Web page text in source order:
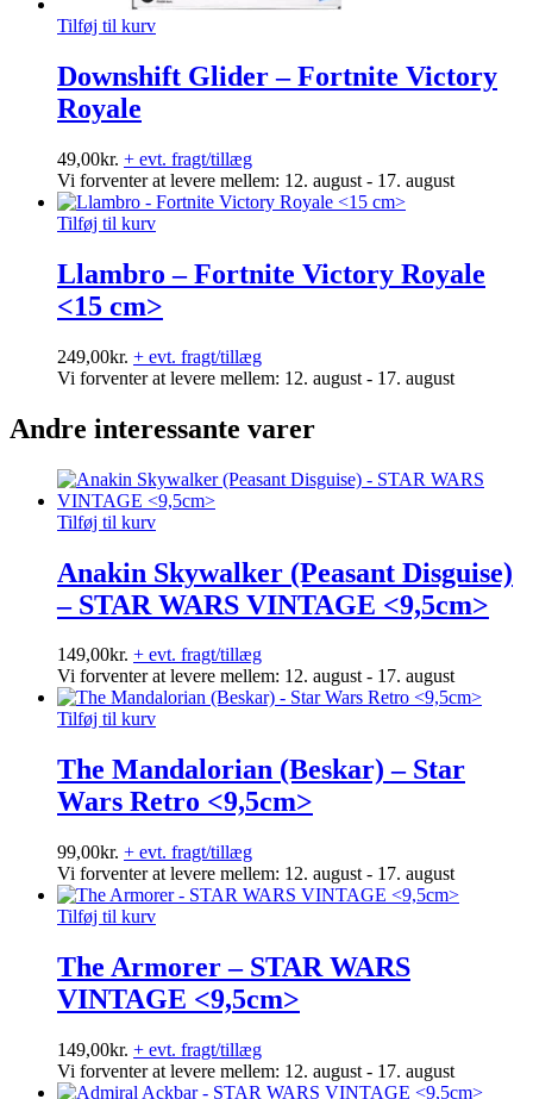
Tilføj til kurv
Downshift Glider – Fortnite Victory
Royale
49,00kr. + evt. fragt/tillæg
Vi forventer at levere mellem: 12. august - 17. august
Tilføj til kurv
Llambro – Fortnite Victory Royale
<15 cm>
249,00kr. + evt. fragt/tillæg
Vi forventer at levere mellem: 12. august - 17. august
Andre interessante varer
Tilføj til kurv
Anakin Skywalker (Peasant Disguise)
– STAR WARS VINTAGE <9,5cm>
149,00kr. + evt. fragt/tillæg
Vi forventer at levere mellem: 12. august - 17. august
Tilføj til kurv
The Mandalorian (Beskar) – Star
Wars Retro <9,5cm>
99,00kr. + evt. fragt/tillæg
Vi forventer at levere mellem: 12. august - 17. august
Tilføj til kurv
The Armorer – STAR WARS
VINTAGE <9,5cm>
149,00kr. + evt. fragt/tillæg
Vi forventer at levere mellem: 12. august - 17. august